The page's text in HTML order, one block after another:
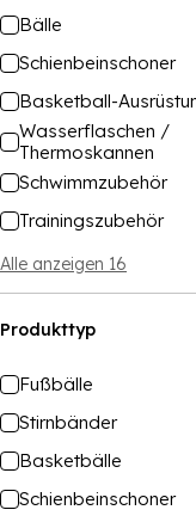
Bälle
Schienbeinschoner
Basketball-
Wasserflaschen /
Thermoskannen
Schwimmzubehör
Trainingszubehör
Alle anzeigen 16
Produkttyp
Fußbälle
Stirnbänder
Basketbälle
Schienbeinschoner